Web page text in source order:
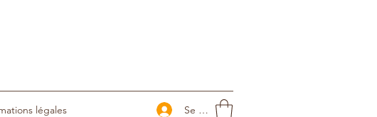
légales Se connecter